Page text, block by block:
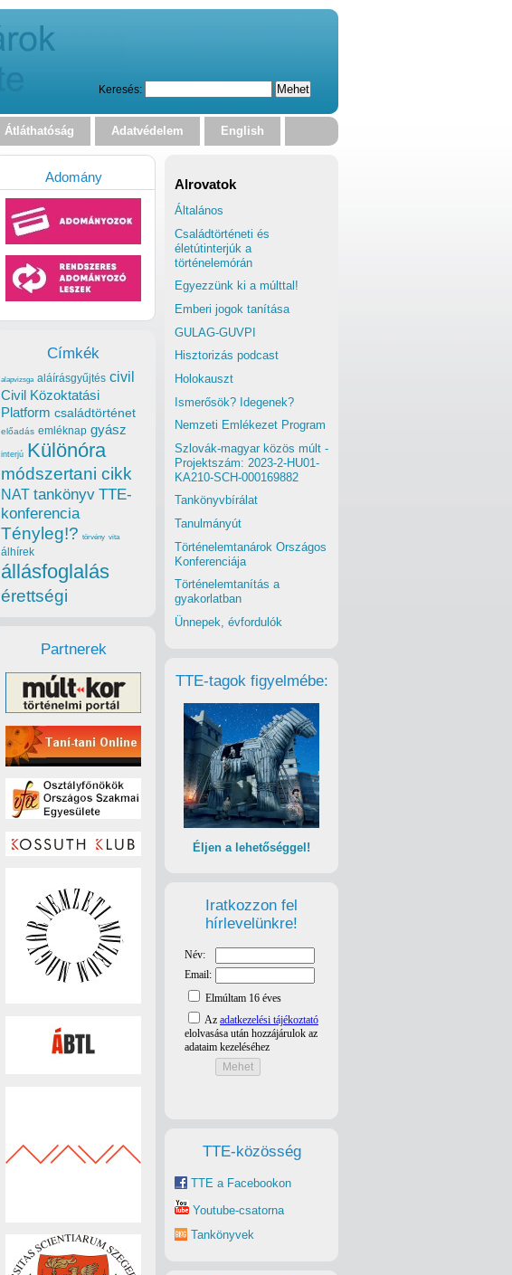
Keresés:
Átláthatóság Adatvédelem English
Alrovatok
Általános
Családtörténeti és
életútinterjúk a
történelemórán
Egyezzünk ki a múlttal!
Emberi jogok tanítása
GULAG-GUVPI
Hisztorizás podcast
Holokauszt
Ismerősök? Idegenek?
Nemzeti Emlékezet Program
Szlovák-magyar közös múlt -
Projektszám: 2023-2-HU01-
KA210-SCH-000169882
Tankönyvbírálat
Tanulmányút
Történelemtanárok Országos
Konferenciája
Történelemtanítás a
gyakorlatban
Ünnepek, évfordulók
TTE-tagok figyelmébe:
Éljen a lehetőséggel!
Iratkozzon fel
hírlevelünkre!
TTE-közösség
TTE a Facebookon
Youtube-csatorna
Tankönyvek
Adomány
Címkék
alapvizsga aláírásgyűjtés civil
Civil Közoktatási
Platform családtörténet
előadás emléknap gyász
interjú Különóra
módszertani cikk
NAT tankönyv TTE-
konferencia
Tényleg!? törvény vita
álhírek
állásfoglalás
érettségi
Partnerek